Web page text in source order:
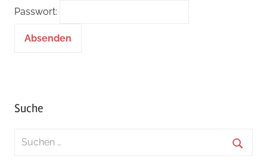
Passwort:
Suche
Suchen